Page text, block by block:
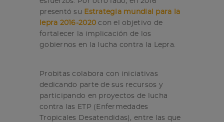
presentó su Estrategia mundial para la
lepra 2016-2020 con el objetivo de
fortalecer la implicación de los
gobiernos en la lucha contra la Lepra.
Probitas colabora con iniciativas
dedicando parte de sus recursos y
participando en proyectos de lucha
contra las ETP (Enfermedades
Tropicales Desatendidas), entre las que